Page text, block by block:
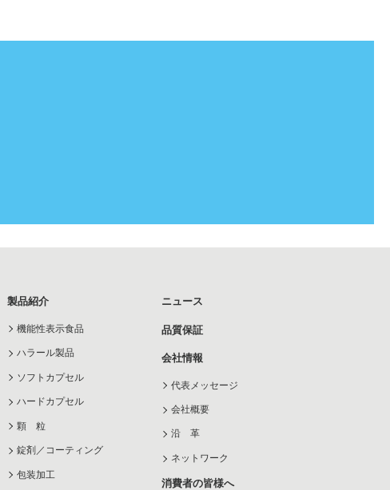
製品紹介
機能性表示食品
ハラール製品
ソフトカプセル
ハードカプセル
顆 粒
錠剤／コーティング
包装加工
ニュース
品質保証
会社情報
代表メッセージ
会社概要
沿 革
ネットワーク
消費者の皆様へ